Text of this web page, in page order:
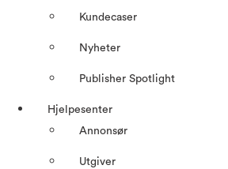
Kundecaser
Nyheter
Publisher Spotlight
Hjelpesenter
Annonsør
Utgiver